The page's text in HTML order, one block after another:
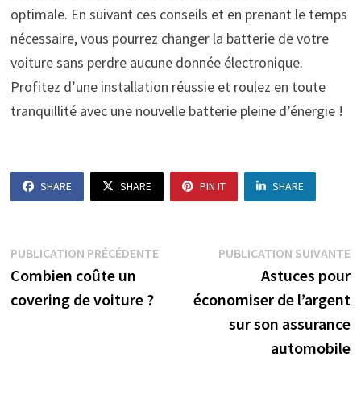
optimale. En suivant ces conseils et en prenant le temps
nécessaire, vous pourrez changer la batterie de votre
voiture sans perdre aucune donnée électronique.
Profitez d’une installation réussie et roulez en toute
tranquillité avec une nouvelle batterie pleine d’énergie !
SHARE SHARE PIN IT SHARE
Navigation
de
l’article
PUBLICATION PRÉCÉDENTEPublication
Combien coûte un
covering de voiture ?
PUBLICATION SUIVANTE
Astuces pour
économiser de l’argent
sur son assurance
automobile